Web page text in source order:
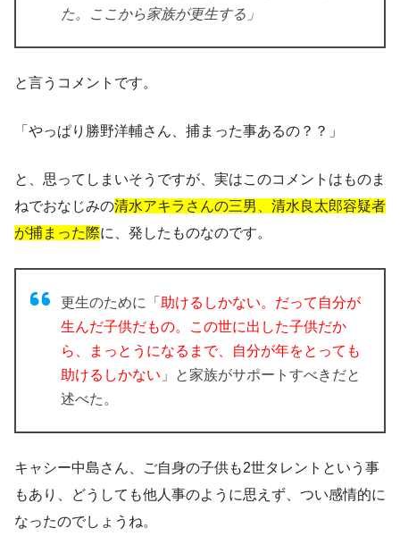
た。ここから家族が更生する」
と言うコメントです。
「やっぱり勝野洋輔さん、捕まった事あるの？？」
と、思ってしまいそうですが、実はこのコメントはものま
ねでおなじみの清水アキラさんの三男、清水良太郎容疑者
が捕まった際に、発したものなのです。
更生のために「 助けるしかない。だって自分が
生んだ子供だもの。この世に出した子供だか
ら、まっとうになるまで、自分が年をとっても
助けるしかない 」と家族がサポートすべきだと
述べた。
キャシー中島さん、ご自身の子供も2世タレントという事
もあり、どうしても他人事のように思えず、つい感情的に
なったのでしょうね。